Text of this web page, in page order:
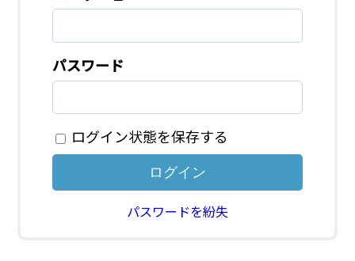
パスワード
ログイン状態を保存する
パスワードを紛失